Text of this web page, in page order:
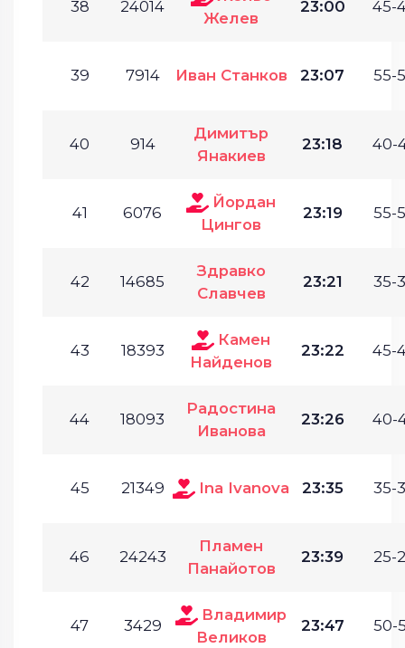
38 24014
Желев
23:00 45-
39 7914 Иван Станков 23:07 55-
40 914
Димитър
Янакиев
23:18 40-
41 6076
Йордан
Цингов
23:19 55-
42 14685
Здравко
Славчев
23:21 35-
43 18393
Камен
Найденов
23:22 45-
44 18093
Радостина
Иванова
23:26 40-
45 21349 Ina Ivanova 23:35 35-
46 24243
Пламен
Панайотов
23:39 25-
47 3429
Владимир
Великов
23:47 50-